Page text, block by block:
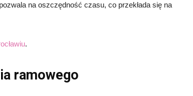
na oszczędność czasu, co przekłada się na
.
ramowego